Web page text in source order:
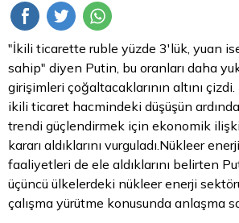
"İkili ticarette ruble yüzde 3'lük, yuan
sahip" diyen Putin, bu oranları daha
girişimleri çoğaltacaklarının altını
ikili ticaret hacmindeki düşüşün
trendi güçlendirmek için ekonomik
kararı aldıklarını vurguladı.Nükleer
faaliyetleri de ele aldıklarını belirten
üçüncü ülkelerdeki nükleer enerji
çalışma yürütme konusunda anlaşma